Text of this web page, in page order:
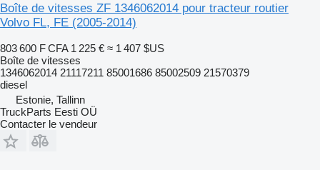
Boîte de vitesses ZF 1346062014 pour tracteur routier
Volvo FL, FE (2005-2014)
803 600 F CFA 1 225 € ≈ 1 407 $US
Boîte de vitesses
1346062014 21117211 85001686 85002509 21570379
diesel
Estonie, Tallinn
TruckParts Eesti OÜ
Contacter le vendeur